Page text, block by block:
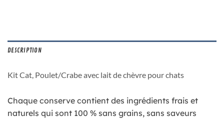
DESCRIPTION
Kit Cat, Poulet/Crabe avec lait de chèvre pour chats
Chaque conserve contient des ingrédients frais et
naturels qui sont 100 % sans grains, sans saveurs